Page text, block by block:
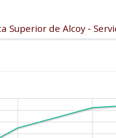
Superior de Alcoy -